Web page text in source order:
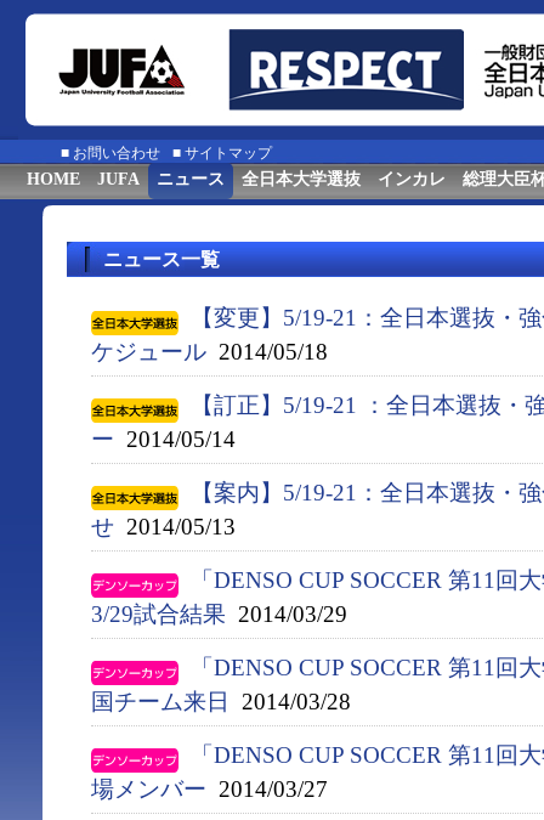
■ お問い合わせ ■ サイトマップ
HOME JUFA ニュース 全日本大学選抜 インカレ 総理大臣
ニュース一覧
【変更】5/19-21：全日本選抜・
ケジュール 2014/05/18
【訂正】5/19-21 ：全日本選抜・
ー 2014/05/14
【案内】5/19-21：全日本選抜・
せ 2014/05/13
「DENSO CUP SOCCER 第11回
3/29試合結果 2014/03/29
「DENSO CUP SOCCER 第11回
国チーム来日
2014/03/28
「DENSO CUP SOCCER 第11回
場メンバー 2014/03/27